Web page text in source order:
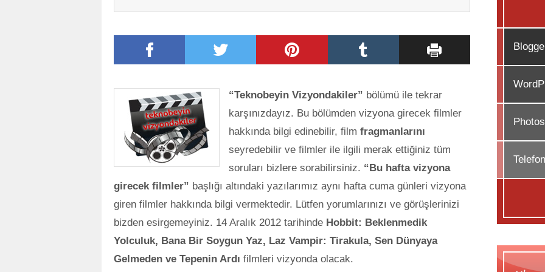
“Teknobeyin Vizyondakiler” bölümü ile tekrar
karşınızdayız. Bu bölümden vizyona girecek filmler
hakkında bilgi edinebilir, film fragmanlarını
seyredebilir ve filmler ile ilgili merak ettiğiniz tüm
soruları bizlere sorabilirsiniz. “Bu hafta vizyona
girecek filmler” başlığı altındaki yazılarımız aynı hafta cuma günleri vizyona
giren filmler hakkında bilgi vermektedir. Lütfen yorumlarınızı ve görüşlerinizi
bizden esirgemeyiniz. 14 Aralık 2012 tarihinde Hobbit: Beklenmedik
Yolculuk, Bana Bir Soygun Yaz, Laz Vampir: Tirakula, Sen Dünyaya
Gelmeden ve Tepenin Ardı filmleri vizyonda olacak.